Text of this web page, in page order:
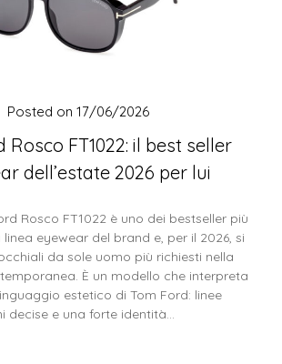
Rosco FT1022: il best seller
dell’estate 2026 per lui
Posted on 17/06/2026
Rosco FT1022 è uno dei bestseller più
eyewear del brand e, per il 2026, si
da sole uomo più richiesti nella
È un modello che interpreta
estetico di Tom Ford: linee
decise e una forte identità…